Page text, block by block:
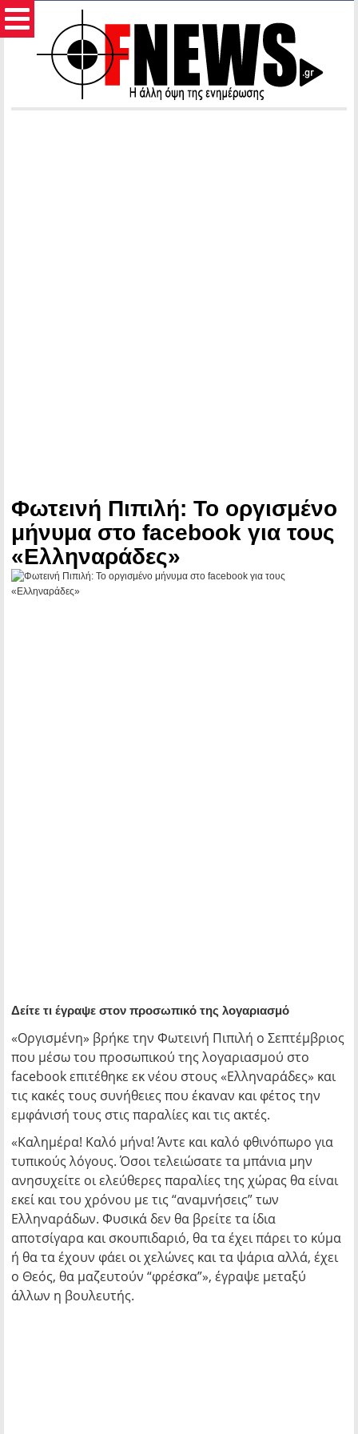
Φωτεινή Πιπιλή: Το οργισμένο
μήνυμα στο facebook για τους
«Ελληναράδες»
Δείτε τι έγραψε στον προσωπικό της λογαριασμό
«Οργισμένη» βρήκε την Φωτεινή Πιπιλή ο Σεπτέμβριος
που μέσω του προσωπικού της λογαριασμού στο
facebook επιτέθηκε εκ νέου στους «Ελληναράδες» και
τις κακές τους συνήθειες που έκαναν και φέτος την
εμφάνισή τους στις παραλίες και τις ακτές.
«Καλημέρα! Καλό μήνα! Άντε και καλό φθινόπωρο για
τυπικούς λόγους. Όσοι τελειώσατε τα μπάνια μην
ανησυχείτε οι ελεύθερες παραλίες της χώρας θα είναι
εκεί και του χρόνου με τις “αναμνήσεις” των
Ελληναράδων. Φυσικά δεν θα βρείτε τα ίδια
αποτσίγαρα και σκουπιδαριό, θα τα έχει πάρει το κύμα
ή θα τα έχουν φάει οι χελώνες και τα ψάρια αλλά, έχει
ο Θεός, θα μαζευτούν “φρέσκα”», έγραψε μεταξύ
άλλων η βουλευτής.